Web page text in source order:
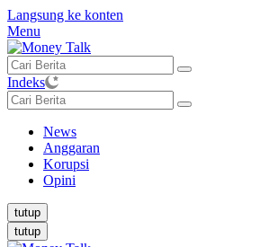
Langsung ke konten
Menu
Indeks
News
Anggaran
Korupsi
Opini
tutup
tutup